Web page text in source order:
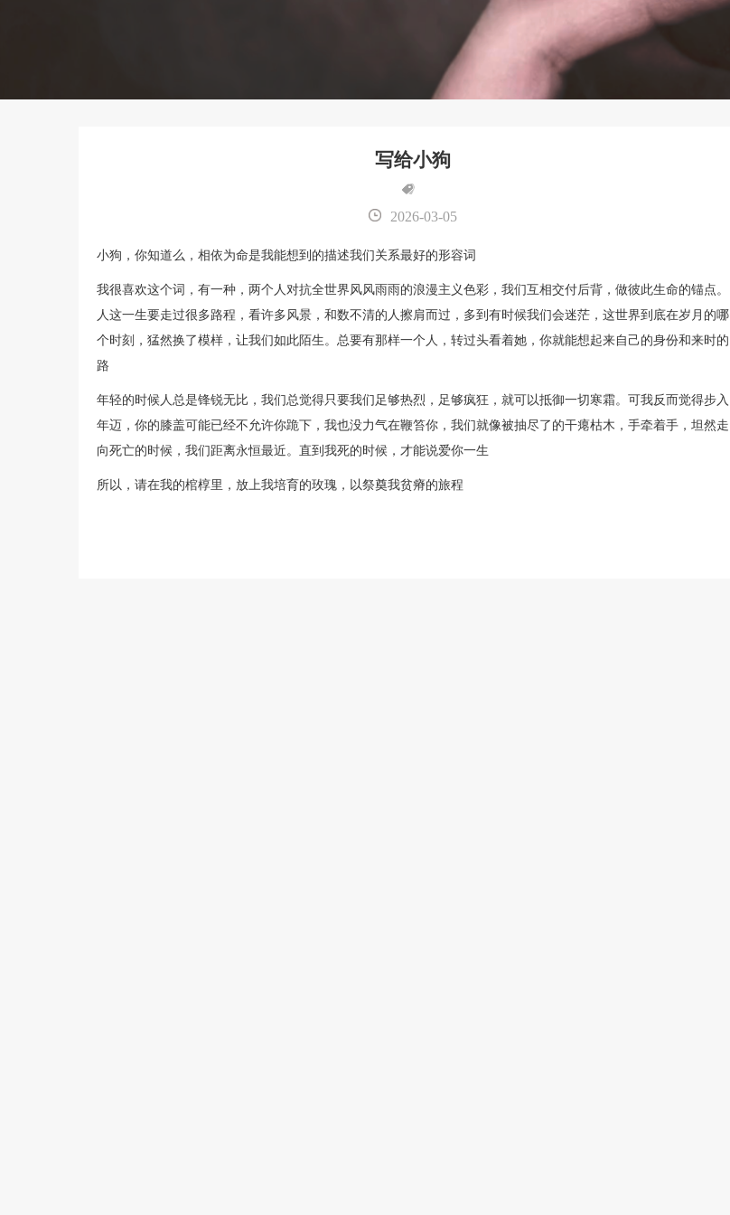
写给小狗
2026-03-05
小狗，你知道么，相依为命是我能想到的描述我们关系最好的形容词
我很喜欢这个词，有一种，两个人对抗全世界风风雨雨的浪漫主义色彩，我们互相交付后背，做彼此生命的锚点。
人这一生要走过很多路程，看许多风景，和数不清的人擦肩而过，多到有时候我们会迷茫，这世界到底在岁月的哪
个时刻，猛然换了模样，让我们如此陌生。总要有那样一个人，转过头看着她，你就能想起来自己的身份和来时的
路
年轻的时候人总是锋锐无比，我们总觉得只要我们足够热烈，足够疯狂，就可以抵御一切寒霜。可我反而觉得步入
年迈，你的膝盖可能已经不允许你跪下，我也没力气在鞭笞你，我们就像被抽尽了的干瘪枯木，手牵着手，坦然走
向死亡的时候，我们距离永恒最近。直到我死的时候，才能说爱你一生
所以，请在我的棺椁里，放上我培育的玫瑰，以祭奠我贫瘠的旅程